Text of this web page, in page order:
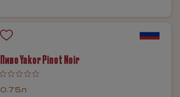
Пиво Yakor Pinot Noir
0.75л